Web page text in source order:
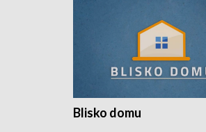
Blisko domu